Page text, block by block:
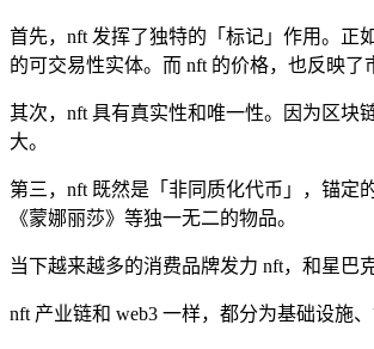
首先，nft 发挥了独特的「标记」作用。正
的可交易性实体。而 nft 的价格，也反映了
其次，nft 具有真实性和唯一性。因为区块
大。
第三，nft 既然是「非同质化代币」，锚定
《蒙娜丽莎》等独一无二的物品。
当下越来越多的消费品牌发力 nft，和星巴
nft 产业链和 web3 一样，都分为基础设施